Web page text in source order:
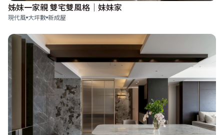
姊妹一家親 雙宅雙風格│妹妹家
現代風 大坪數 新成屋